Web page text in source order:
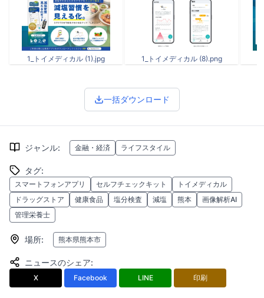
1_トイメディカル (1).jpg 1_トイメディカル (8).png
一括ダウンロード
ジャンル: 金融・経済 ライフスタイル
タグ:
スマートフォンアプリ セルフチェックキット
トイメディカル
ドラッグストア
健康食品 塩分検査 減塩 熊本
画像解析AI
管理栄養士
場所: 熊本県熊本市
ニュースのシェア:
X Facebook LINE 印刷